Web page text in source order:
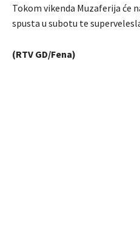
Tokom vikenda Muzaferija će
spusta u subotu te
(RTV GD/Fena)